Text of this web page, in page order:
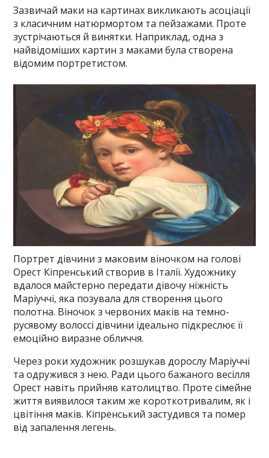
Зазвичай маки на картинах викликають асоціації
з класичним натюрмортом та пейзажами. Проте
зустрічаються й винятки. Наприклад, одна з
найвідоміших картин з маками була створена
відомим портретистом.
Портрет дівчини з маковим віночком на голові
Орест Кіпренський створив в Італії. Художнику
вдалося майстерно передати дівочу ніжність
Маріуччі, яка позувала для створення цього
полотна. Віночок з червоних маків на темно-
русявому волоссі дівчини ідеально підкреслює її
емоційно виразне обличчя.
Через роки художник розшукав дорослу Маріуччі
та одружився з нею. Ради цього бажаного весілля
Орест навіть прийняв католицтво. Проте сімейне
життя виявилося таким же короткотривалим, як і
цвітіння маків. Кіпренський застудився та помер
від запалення легень.